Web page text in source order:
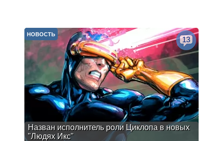
Назван исполнитель роли Циклопа в новых
"Людях Икс"
НОВОСТЬ
13